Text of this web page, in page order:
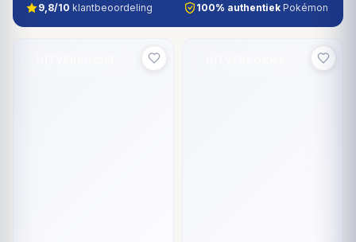
9,8/10 klantbeoordeling 100% authentiek Pokémon